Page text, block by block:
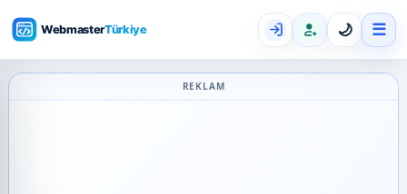
🌙 ☰
REKLAM